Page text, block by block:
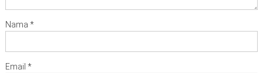
Nama *
Email *